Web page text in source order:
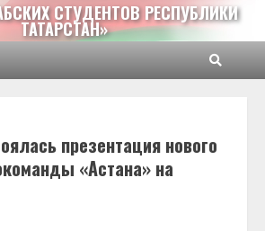
СТУДЕНТОВ РЕСПУБЛИКИ
ТАТАРСТАН»
презентация нового
«Астана» на